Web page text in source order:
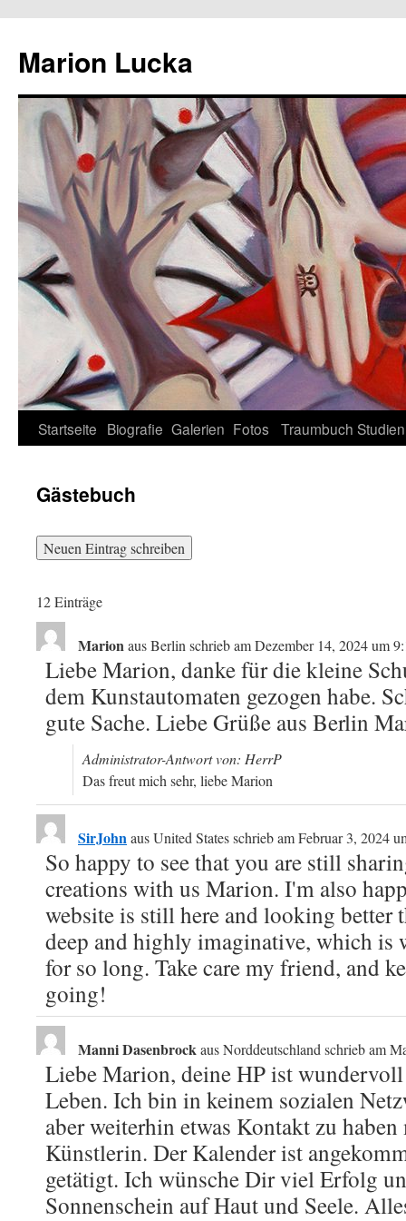
Marion Lucka
Zum
springen
Startseite Biografie Galerien Fotos Traumbuch Studien
Gästebuch
12 Einträge
MarionausBerlin schrieb amDezember 14, 2024um
Liebe Marion, danke für die kleine
dem Kunstautomaten gezogen habe.
gute Sache. Liebe Grüße aus Berlin
Administrator-Antwort von: HerrP
Das freut mich sehr, liebe Marion
SirJohnausUnited Statesschrieb amFebruar 3, 2024
So happy to see that you are still
creations with us Marion. I'm also
website is still here and looking better
deep and highly imaginative, which is
for so long. Take care my friend, and
going!
Manni DasenbrockausNorddeutschland schrieb am
Liebe Marion, deine HP ist
Leben. Ich bin in keinem sozialen
aber weiterhin etwas Kontakt zu
Künstlerin. Der Kalender ist
getätigt. Ich wünsche Dir viel Erfolg
Sonnenschein auf Haut und Seele.